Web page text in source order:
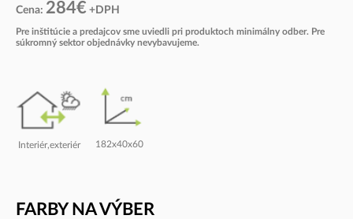
Cena: 284€ +DPH
Pre inštitúcie a predajcov sme uviedli pri produktoch minimálny odber. Pre
súkromný sektor objednávky nevybavujeme.
Interiér,exteriér 182x40x60
FARBY NA VÝBER